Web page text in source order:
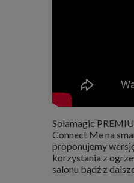
Solamagic
Connect Me na
proponujemy
korzystania z
salonu bądź z